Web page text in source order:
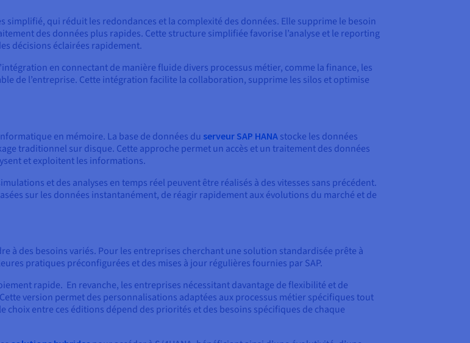
simplifié, qui réduit les redondances et la complexité des données. Elle supprime le besoin
des données plus rapides. Cette structure simplifiée favorise l’analyse et le reporting
décisions éclairées rapidement.
en connectant de manière fluide divers processus métier, comme la finance, les
de l’entreprise. Cette intégration facilite la collaboration, supprime les silos et optimise
en mémoire. La base de données du serveur SAP HANA stocke les données
traditionnel sur disque. Cette approche permet un accès et un traitement des données
et exploitent les informations.
et des analyses en temps réel peuvent être réalisés à des vitesses sans précédent.
sur les données instantanément, de réagir rapidement aux évolutions du marché et de
à des besoins variés. Pour les entreprises cherchant une solution standardisée prête à
pratiques préconfigurées et des mises à jour régulières fournies par SAP.
rapide. En revanche, les entreprises nécessitant davantage de flexibilité et de
version permet des personnalisations adaptées aux processus métier spécifiques tout
choix entre ces éditions dépend des priorités et des besoins spécifiques de chaque